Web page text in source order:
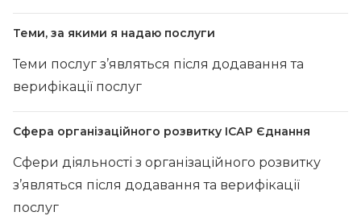
Теми, за якими я надаю послуги
Теми послуг з’являться після додавання та
верифікації послуг
Сфера організаційного розвитку ІСАР Єднання
Сфери діяльності з організаційного розвитку
з’являться після додавання та верифікації
послуг